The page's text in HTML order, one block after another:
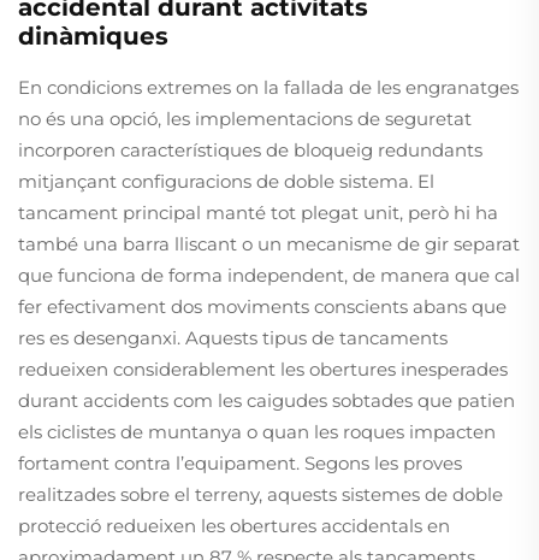
accidental durant activitats
dinàmiques
En condicions extremes on la fallada de les engranatges
no és una opció, les implementacions de seguretat
incorporen característiques de bloqueig redundants
mitjançant configuracions de doble sistema. El
tancament principal manté tot plegat unit, però hi ha
també una barra lliscant o un mecanisme de gir separat
que funciona de forma independent, de manera que cal
fer efectivament dos moviments conscients abans que
res es desenganxi. Aquests tipus de tancaments
redueixen considerablement les obertures inesperades
durant accidents com les caigudes sobtades que patien
els ciclistes de muntanya o quan les roques impacten
fortament contra l’equipament. Segons les proves
realitzades sobre el terreny, aquests sistemes de doble
protecció redueixen les obertures accidentals en